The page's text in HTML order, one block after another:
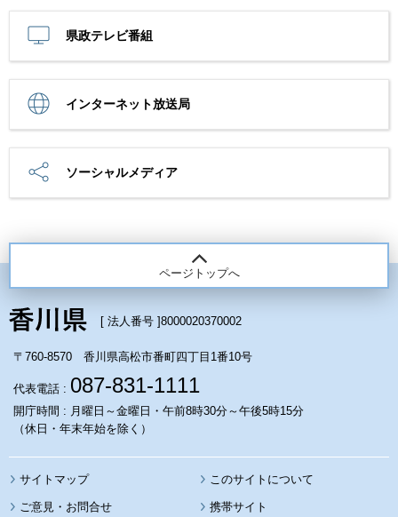
県政テレビ番組
インターネット放送局
ソーシャルメディア
ページトップへ
[ 法人番号 ]8000020370002
〒760-8570 香川県高松市番町四丁目1番10号
代表電話 : 087-831-1111
開庁時間 : 月曜日～金曜日・午前8時30分～午後5時15分
（休日・年末年始を除く）
サイトマップ このサイトについて
携帯サイト